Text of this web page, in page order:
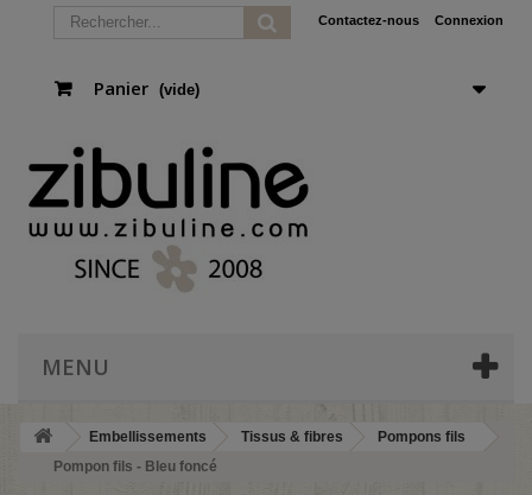
Connexion
Contactez-nous
Panier (vide)
MENU
Embellissements Tissus & fibres
Pompons fils
Pompon fils - Bleu foncé